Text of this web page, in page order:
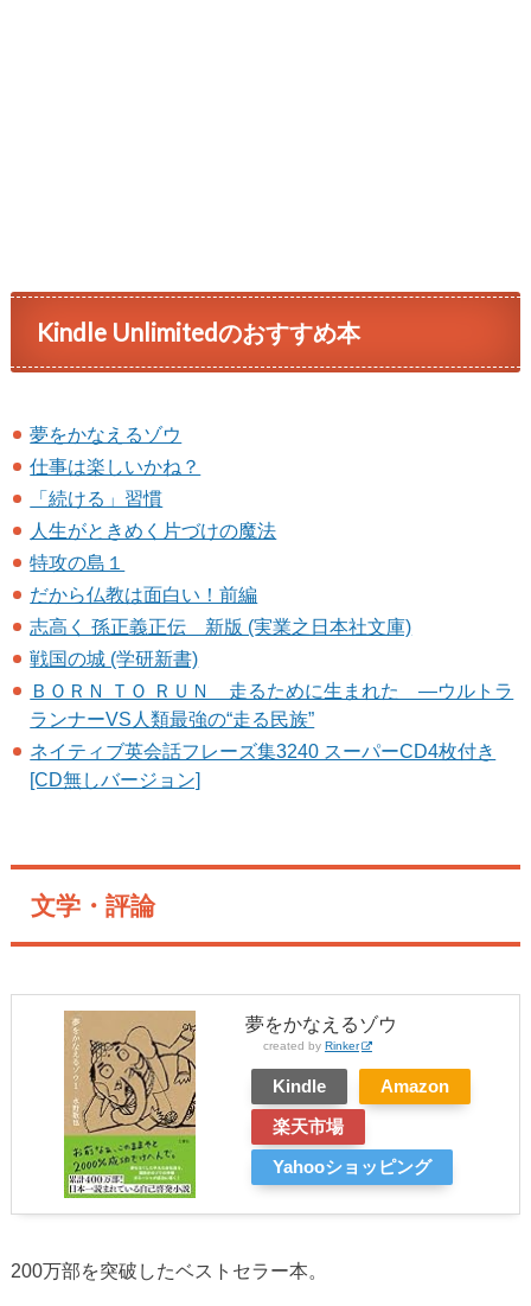
Kindle Unlimitedのおすすめ本
夢をかなえるゾウ
仕事は楽しいかね？
「続ける」習慣
人生がときめく片づけの魔法
特攻の島１
だから仏教は面白い！前編
志高く 孫正義正伝 新版 (実業之日本社文庫)
戦国の城 (学研新書)
ＢＯＲＮ ＴＯ ＲＵＮ 走るために生まれた ―ウルトラ
ランナーVS人類最強の“走る民族”
ネイティブ英会話フレーズ集3240 スーパーCD4枚付き
[CD無しバージョン]
文学・評論
夢をかなえるゾウ
created by Rinker
Kindle Amazon
楽天市場
Yahooショッピング
200万部を突破したベストセラー本。